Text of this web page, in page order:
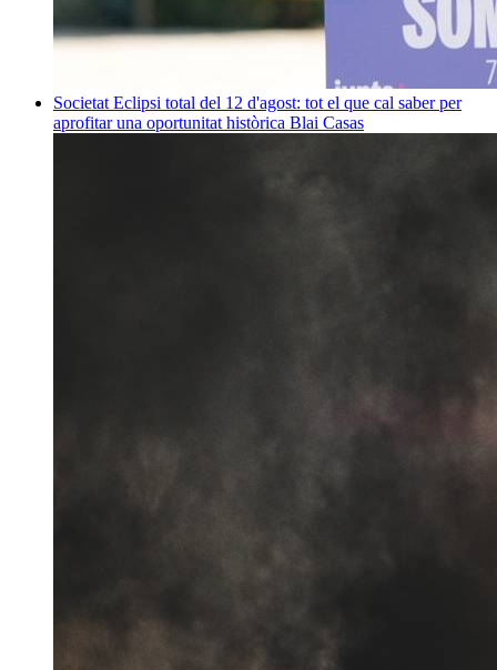
Societat Eclipsi total del 12 d'agost: tot el que cal saber per
aprofitar una oportunitat històrica Blai Casas